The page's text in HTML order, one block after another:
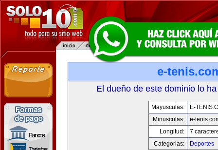
e-
El dueño de este dominio lo
Mayusculas:
E-
Minusculas:
e-
Longitud:
7
Categorias:
Deportes